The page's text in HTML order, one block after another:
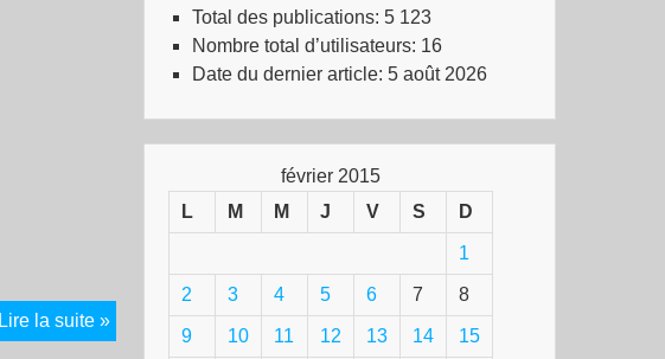
Lire la suite »Le
traitement
Total des publications: 5 123
Nombre total d’utilisateurs: 16
Date du dernier article: 5 août 2026
février 2015
L
M M J V S D
1
2 3 4 5 6 7 8
9 10 11 12 13 14 15